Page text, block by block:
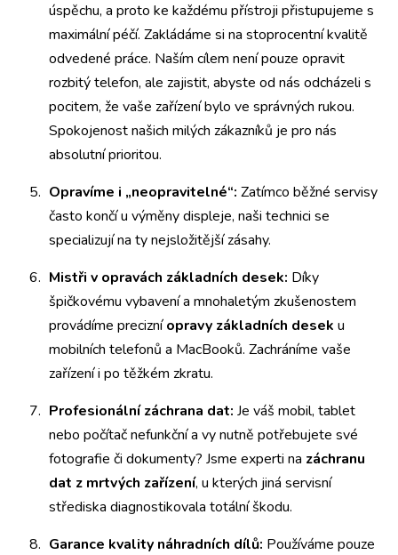
úspěchu, a proto ke každému přístroji přistupujeme s
maximální péčí. Zakládáme si na stoprocentní kvalitě
odvedené práce. Naším cílem není pouze opravit
rozbitý telefon, ale zajistit, abyste od nás odcházeli s
pocitem, že vaše zařízení bylo ve správných rukou.
Spokojenost našich milých zákazníků je pro nás
absolutní prioritou.
Opravíme i „neopravitelné“: Zatímco běžné servisy
často končí u výměny displeje, naši technici se
specializují na ty nejsložitější zásahy.
Mistři v opravách základních desek: Díky
špičkovému vybavení a mnohaletým zkušenostem
provádíme precizní opravy základních desek u
mobilních telefonů a MacBooků. Zachráníme vaše
zařízení i po těžkém zkratu.
Profesionální záchrana dat: Je váš mobil, tablet
nebo počítač nefunkční a vy nutně potřebujete své
fotografie či dokumenty? Jsme experti na záchranu
dat z mrtvých zařízení, u kterých jiná servisní
střediska diagnostikovala totální škodu.
Garance kvality náhradních dílů: Používáme pouze